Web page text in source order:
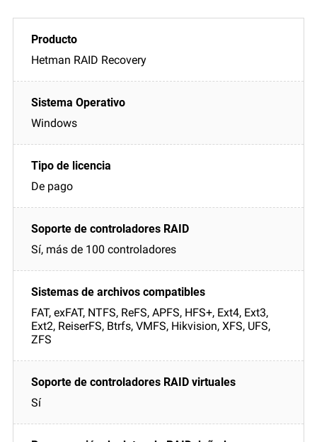
Hetman RAID Recovery
Windows
De pago
Sí, más de 100 controladores
FAT, exFAT, NTFS, ReFS, APFS, HFS+, Ext4, Ext3,
Ext2, ReiserFS, Btrfs, VMFS, Hikvision, XFS, UFS,
ZFS
Sí